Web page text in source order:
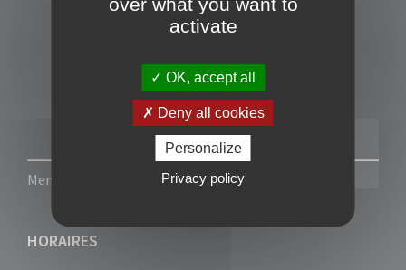
Mentions légales Politique de confidentialité
HORAIRES
activate
OK, accept all
Deny all cookies
Personalize
Privacy policy